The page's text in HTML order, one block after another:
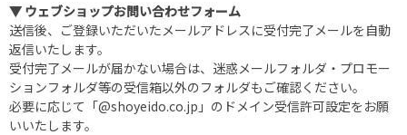
▼ ウェブショップお問い合わせフォーム
送信後、ご登録いただいたメールアドレスに受付完了メールを自動
返信いたします。
受付完了メールが届かない場合は、迷惑メールフォルダ・プロモー
ションフォルダ等の受信箱以外のフォルダもご確認ください。
必要に応じて「@shoyeido.co.jp」のドメイン受信許可設定をお願
いいたします。